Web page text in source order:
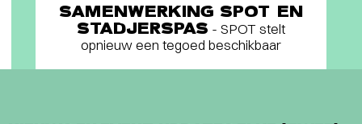
SAMENWERKING SPOT EN
STADJERSPAS - SPOT stelt
opnieuw een tegoed beschikbaar